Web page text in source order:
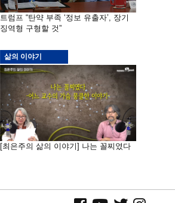
트럼프 “탄약 부족 ‘정보 유출자’, 장기
징역형 구형할 것”
삶의 이야기
[최은주의 삶의 이야기] 나는 꼴찌였다